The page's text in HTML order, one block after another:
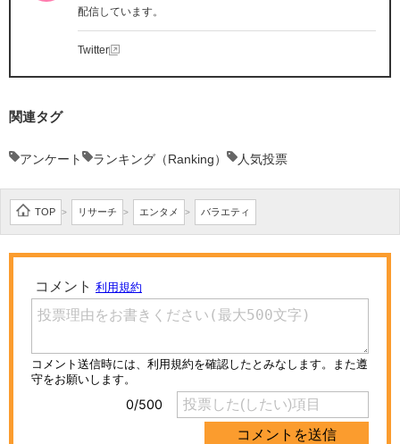
配信しています。
Twitter
関連タグ
アンケート ランキング（Ranking） 人気投票
TOP > リサーチ > エンタメ > バラエティ